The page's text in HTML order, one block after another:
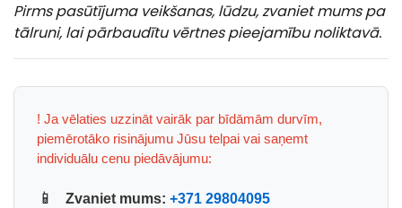
Pirms pasūtījuma veikšanas, lūdzu, zvaniet mums pa
tālruni, lai pārbaudītu vērtnes pieejamību noliktavā.
! Ja vēlaties uzzināt vairāk par bīdāmām durvīm,
piemērotāko risinājumu Jūsu telpai vai saņemt
individuālu cenu piedāvājumu:
📱 Zvaniet mums: +371 29804095